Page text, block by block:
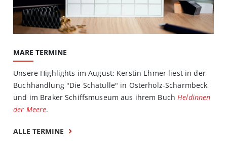
MARE TERMINE
Unsere Highlights im August: Kerstin Ehmer liest in der
Buchhandlung "Die Schatulle" in Osterholz-Scharmbeck
und im Braker Schiffsmuseum aus ihrem BuchHeldinnen
der Meere.
ALLE TERMINE